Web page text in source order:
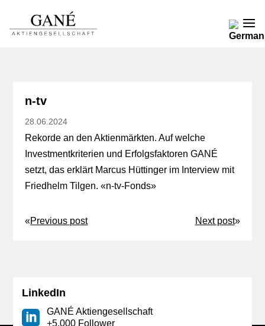
n-tv
28.06.2024
Rekorde an den Aktienmärkten. Auf welche
Investmentkriterien und Erfolgsfaktoren GANÉ
setzt, das erklärt Marcus Hüttinger im Interview mit
Friedhelm Tilgen. «n-tv-Fonds»
«Previous post Next post»
LinkedIn
GANÉ Aktiengesellschaft
+5,000 Follower